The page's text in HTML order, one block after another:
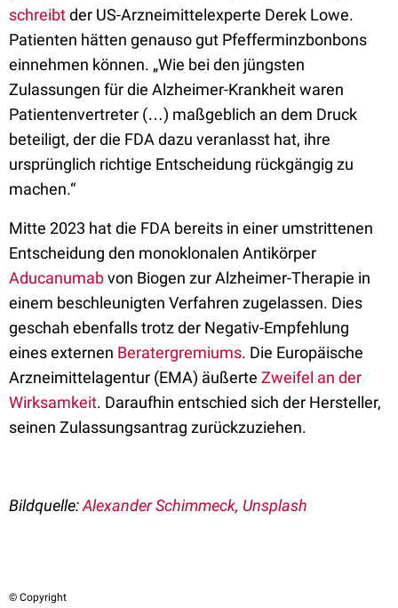
schreibtder US-Arzneimittelexperte Derek Lowe.
Patienten hätten genauso gut Pfefferminzbonbons
einnehmen können. „Wie bei den jüngsten
Zulassungen für die Alzheimer-Krankheit waren
Patientenvertreter (…) maßgeblich an dem Druck
beteiligt, der die FDA dazu veranlasst hat, ihre
ursprünglich richtige Entscheidung rückgängig zu
machen.“
Mitte 2023 hat die FDA bereits in einer umstrittenen
Entscheidung den monoklonalen Antikörper
Aducanumabvon Biogen zur Alzheimer-Therapie in
einem beschleunigten Verfahren zugelassen. Dies
geschah ebenfalls trotz der Negativ-Empfehlung
eines externen Beratergremiums. Die Europäische
Arzneimittelagentur (EMA) äußerte Zweifel an der
Wirksamkeit. Daraufhin entschied sich der Hersteller,
seinen Zulassungsantrag zurückzuziehen.
Bildquelle:Alexander Schimmeck, Unsplash
© Copyright